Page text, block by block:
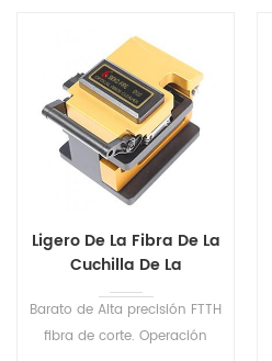
ftth, cable de herramientas
de corte de fibra óptica
cleaver cable
Ligero De La Fibra De La
Cuchilla De La
Herramienta D10
Barato de Alta precisión FTTH
fibra de corte. Operación